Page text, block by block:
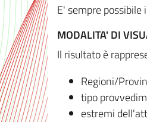
E' sempre
MODALITA' DI
Il risultato è
Regioni/
tipo
estremi